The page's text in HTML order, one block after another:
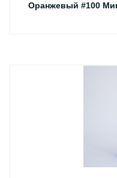
Оранжевый #100